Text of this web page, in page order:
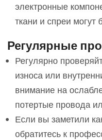
электронные
ткани и спреи могут
Регулярные
Регулярно
износа или
внимание на
потертые провода
Если вы заметили
обратитесь к